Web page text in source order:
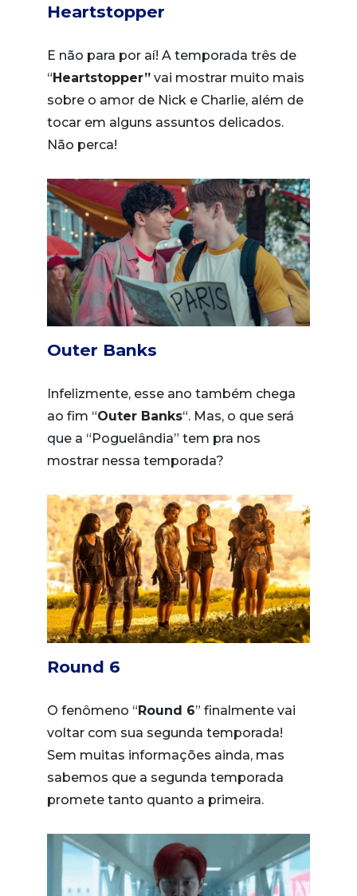
Heartstopper
E não para por aí! A temporada três de
“Heartstopper” vai mostrar muito mais
sobre o amor de Nick e Charlie, além de
tocar em alguns assuntos delicados.
Não perca!
Outer Banks
Infelizmente, esse ano também chega
ao fim “Outer Banks“. Mas, o que será
que a “Poguelândia” tem pra nos
mostrar nessa temporada?
Round 6
O fenômeno “Round 6” finalmente vai
voltar com sua segunda temporada!
Sem muitas informações ainda, mas
sabemos que a segunda temporada
promete tanto quanto a primeira.